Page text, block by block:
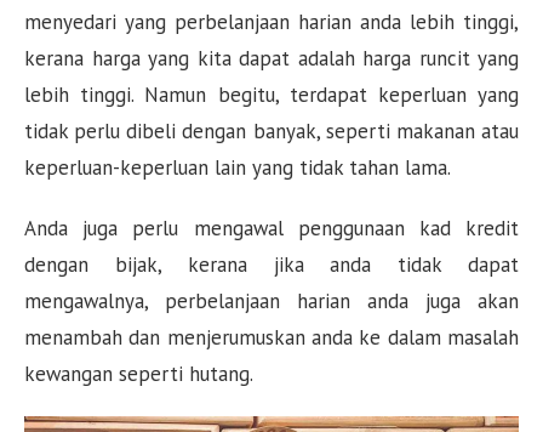
menyedari yang perbelanjaan harian anda lebih tinggi,
kerana harga yang kita dapat adalah harga runcit yang
lebih tinggi. Namun begitu, terdapat keperluan yang
tidak perlu dibeli dengan banyak, seperti makanan atau
keperluan-keperluan lain yang tidak tahan lama.
Anda juga perlu mengawal penggunaan kad kredit
dengan bijak, kerana jika anda tidak dapat
mengawalnya, perbelanjaan harian anda juga akan
menambah dan menjerumuskan anda ke dalam masalah
kewangan seperti hutang.